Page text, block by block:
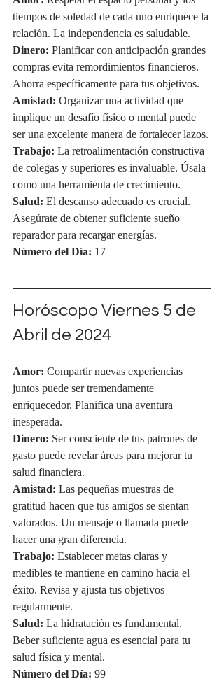
tiempos de soledad de cada uno enriquece la
relación. La independencia es saludable.
Dinero: Planificar con anticipación grandes
compras evita remordimientos financieros.
Ahorra específicamente para tus objetivos.
Amistad: Organizar una actividad que
implique un desafío físico o mental puede
ser una excelente manera de fortalecer lazos.
Trabajo: La retroalimentación constructiva
de colegas y superiores es invaluable. Úsala
como una herramienta de crecimiento.
Salud: El descanso adecuado es crucial.
Asegúrate de obtener suficiente sueño
reparador para recargar energías.
Número del Día: 17
Horóscopo Viernes 5 de
Abril de 2024
Amor: Compartir nuevas experiencias
juntos puede ser tremendamente
enriquecedor. Planifica una aventura
inesperada.
Dinero: Ser consciente de tus patrones de
gasto puede revelar áreas para mejorar tu
salud financiera.
Amistad: Las pequeñas muestras de
gratitud hacen que tus amigos se sientan
valorados. Un mensaje o llamada puede
hacer una gran diferencia.
Trabajo: Establecer metas claras y
medibles te mantiene en camino hacia el
éxito. Revisa y ajusta tus objetivos
regularmente.
Salud: La hidratación es fundamental.
Beber suficiente agua es esencial para tu
salud física y mental.
Número del Día: 99